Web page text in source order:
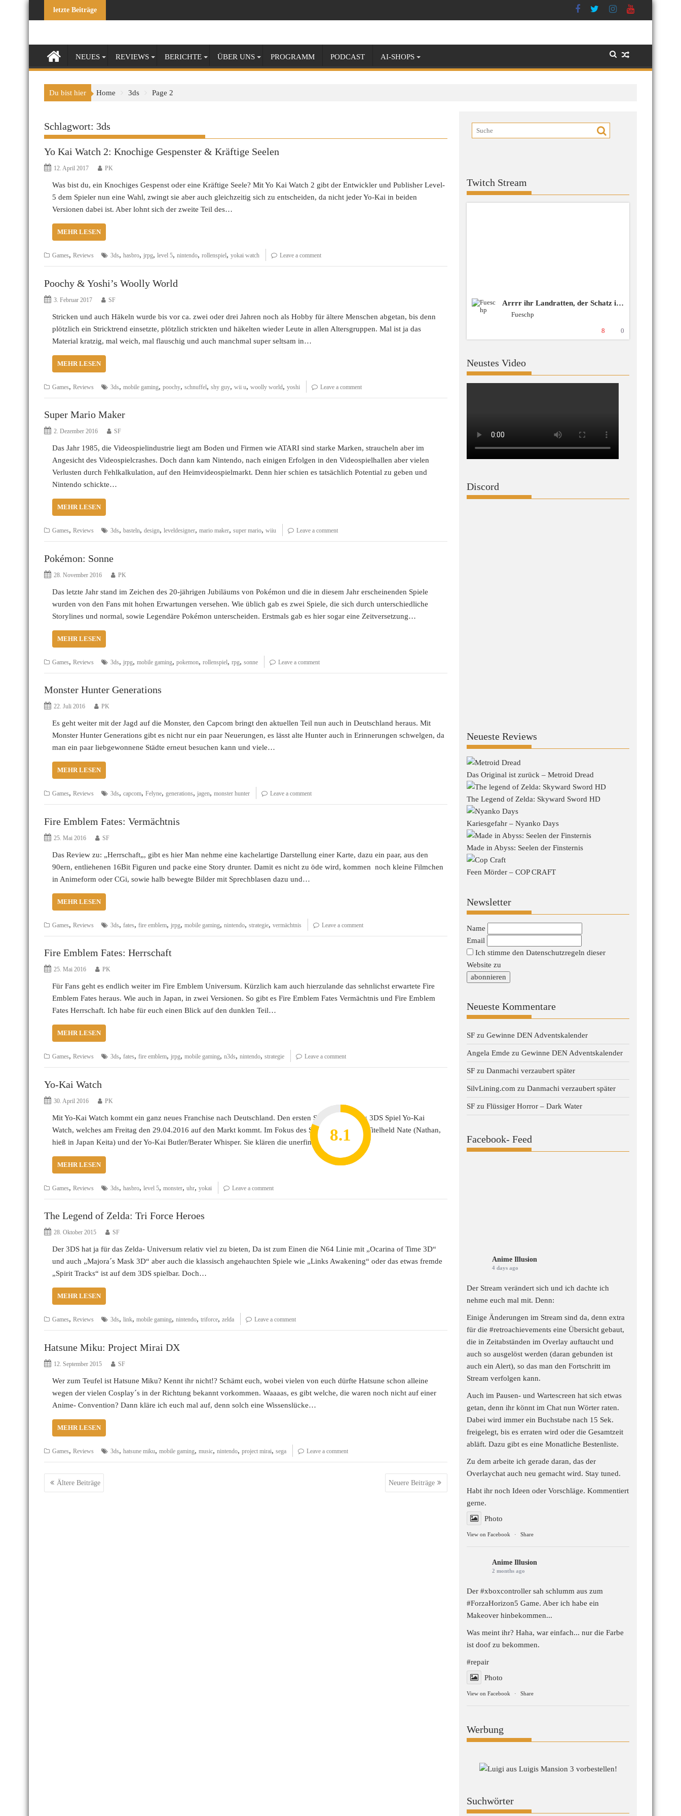
letzte Beiträge
NEUES REVIEWS BERICHTE ÜBER UNS PROGRAMM PODCAST AI-SHOPS
Du bist hier Home 3ds Page 2
Schlagwort: 3ds
Yo Kai Watch 2: Knochige Gespenster & Kräftige Seelen
12. April 2017 PK
Was bist du, ein Knochiges Gespenst oder eine Kräftige Seele? Mit Yo Kai Watch 2 gibt der Entwickler und Publisher Level-
5 dem Spieler nun eine Wahl, zwingt sie aber auch gleichzeitig sich zu entscheiden, da nicht jeder Yo-Kai in beiden
Versionen dabei ist. Aber lohnt sich der zweite Teil des…
MEHR LESEN
Games, Reviews 3ds, hasbro, jrpg, level 5, nintendo, rollenspiel, yokai watch Leave a comment
Poochy & Yoshi’s Woolly World
3. Februar 2017 SF
Stricken und auch Häkeln wurde bis vor ca. zwei oder drei Jahren noch als Hobby für ältere Menschen abgetan, bis denn
plötzlich ein Stricktrend einsetzte, plötzlich strickten und häkelten wieder Leute in allen Altersgruppen. Mal ist ja das
Material kratzig, mal weich, mal flauschig und auch manchmal super seltsam in…
MEHR LESEN
Games, Reviews 3ds, mobile gaming, poochy, schnuffel, shy guy, wii u, woolly world, yoshi Leave a comment
Super Mario Maker
2. Dezember 2016 SF
Das Jahr 1985, die Videospielindustrie liegt am Boden und Firmen wie ATARI sind starke Marken, straucheln aber im
Angesicht des Videospielcrashes. Doch dann kam Nintendo, nach einigen Erfolgen in den Videospielhallen aber vielen
Verlusten durch Fehlkalkulation, auf den Heimvideospielmarkt. Denn hier schien es tatsächlich Potential zu geben und
Nintendo schickte…
MEHR LESEN
Games, Reviews 3ds, basteln, design, leveldesigner, mario maker, super mario, wiiu Leave a comment
Pokémon: Sonne
28. November 2016 PK
Das letzte Jahr stand im Zeichen des 20-jährigen Jubiläums von Pokémon und die in diesem Jahr erscheinenden Spiele
wurden von den Fans mit hohen Erwartungen versehen. Wie üblich gab es zwei Spiele, die sich durch unterschiedliche
Storylines und normal, sowie Legendäre Pokémon unterscheiden. Erstmals gab es hier sogar eine Zeitversetzung…
MEHR LESEN
Games, Reviews 3ds, jrpg, mobile gaming, pokemon, rollenspiel, rpg, sonne Leave a comment
Monster Hunter Generations
22. Juli 2016 PK
Es geht weiter mit der Jagd auf die Monster, den Capcom bringt den aktuellen Teil nun auch in Deutschland heraus. Mit
Monster Hunter Generations gibt es nicht nur ein paar Neuerungen, es lässt alte Hunter auch in Erinnerungen schwelgen, da
man ein paar liebgewonnene Städte erneut besuchen kann und viele…
MEHR LESEN
Games, Reviews 3ds, capcom, Felyne, generations, jagen, monster hunter Leave a comment
Fire Emblem Fates: Vermächtnis
25. Mai 2016 SF
Das Review zu: „Herrschaft„, gibt es hier Man nehme eine kachelartige Darstellung einer Karte, dazu ein paar, aus den
90ern, entliehenen 16Bit Figuren und packe eine Story drunter. Damit es nicht zu öde wird, kommen noch kleine Filmchen
in Animeform oder CGi, sowie halb bewegte Bilder mit Sprechblasen dazu und…
MEHR LESEN
Games, Reviews 3ds, fates, fire emblem, jrpg, mobile gaming, nintendo, strategie, vermächtnis Leave a comment
Fire Emblem Fates: Herrschaft
25. Mai 2016 PK
Für Fans geht es endlich weiter im Fire Emblem Universum. Kürzlich kam auch hierzulande das sehnlichst erwartete Fire
Emblem Fates heraus. Wie auch in Japan, in zwei Versionen. So gibt es Fire Emblem Fates Vermächtnis und Fire Emblem
Fates Herrschaft. Ich habe für euch einen Blick auf den dunklen Teil…
MEHR LESEN
Games, Reviews 3ds, fates, fire emblem, jrpg, mobile gaming, n3ds, nintendo, strategie Leave a comment
Yo-Kai Watch
30. April 2016 PK
Mit Yo-Kai Watch kommt ein ganz neues Franchise nach Deutschland. Den ersten Schritt macht das 3DS Spiel Yo-Kai
Watch, welches am Freitag den 29.04.2016 auf den Markt kommt. Im Fokus des Spieles stehen der Titelheld Nate (Nathan,
hieß in Japan Keita) und der Yo-Kai Butler/Berater Whisper. Sie klären die unerfindlichen…
MEHR LESEN
Games, Reviews 3ds, hasbro, level 5, monster, uhr, yokai Leave a comment
The Legend of Zelda: Tri Force Heroes
28. Oktober 2015 SF
Der 3DS hat ja für das Zelda- Universum relativ viel zu bieten, Da ist zum Einen die N64 Linie mit „Ocarina of Time 3D“
und auch „Majora´s Mask 3D“ aber auch die klassisch angehauchten Spiele wie „Links Awakening“ oder das etwas fremde
„Spirit Tracks“ ist auf dem 3DS spielbar. Doch…
MEHR LESEN
Games, Reviews 3ds, link, mobile gaming, nintendo, triforce, zelda Leave a comment
Hatsune Miku: Project Mirai DX
12. September 2015 SF
Wer zum Teufel ist Hatsune Miku? Kennt ihr nicht!? Schämt euch, wobei vielen von euch dürfte Hatsune schon alleine
wegen der vielen Cosplay´s in der Richtung bekannt vorkommen. Waaaas, es gibt welche, die waren noch nicht auf einer
Anime- Convention? Dann kläre ich euch mal auf, denn solch eine Wissenslücke…
MEHR LESEN
Games, Reviews 3ds, hatsune miku, mobile gaming, music, nintendo, project mirai, sega Leave a comment
Beitragsnavigation
Ältere Beiträge Neuere Beiträge
Twitch Stream
Arrrr ihr Landratten, der Schatz ist irgendwo da draussen! ❗️spende❗️blubbercast❗️Discord ❗️BSG [+18 GER]
Fueschp
8 0
Neustes Video
Discord
Neueste Reviews
Das Original ist zurück – Metroid Dread
8.2
The Legend of Zelda: Skyward Sword HD
7.8
Kariesgefahr – Nyanko Days
7.1
Made in Abyss: Seelen der Finsternis
7
Feen Mörder – COP CRAFT
8.1
Newsletter
Name
Email
Ich stimme den Datenschutzregeln dieser
Website zu
Neueste Kommentare
SF zu Gewinne DEN Adventskalender
Angela Emde zu Gewinne DEN Adventskalender
SF zu Danmachi verzaubert später
SilvLining.com zu Danmachi verzaubert später
SF zu Flüssiger Horror – Dark Water
Facebook- Feed
Anime Illusion
4 days ago
Der Stream verändert sich und ich dachte ich
nehme euch mal mit. Denn:
Einige Änderungen im Stream sind da, denn extra
für die #retroachievements eine Übersicht gebaut,
die in Zeitabständen im Overlay auftaucht und
auch so ausgelöst werden (daran gebunden ist
auch ein Alert), so das man den Fortschritt im
Stream verfolgen kann.
Auch im Pausen- und Wartescreen hat sich etwas
getan, denn ihr könnt im Chat nun Wörter raten.
Dabei wird immer ein Buchstabe nach 15 Sek.
freigelegt, bis es erraten wird oder die Gesamtzeit
abläft. Dazu gibt es eine Monatliche Bestenliste.
Zu dem arbeite ich gerade daran, das der
Overlaychat auch neu gemacht wird. Stay tuned.
Habt ihr noch Ideen oder Vorschläge. Kommentiert
gerne.
Photo
View on Facebook · Share
Anime Illusion
2 months ago
Der #xboxcontroller sah schlumm aus zum
#ForzaHorizon5 Game. Aber ich habe ein
Makeover hinbekommen...
Was meint ihr? Haha, war einfach... nur die Farbe
ist doof zu bekommen.
#repair
Photo
View on Facebook · Share
Werbung
Suchwörter